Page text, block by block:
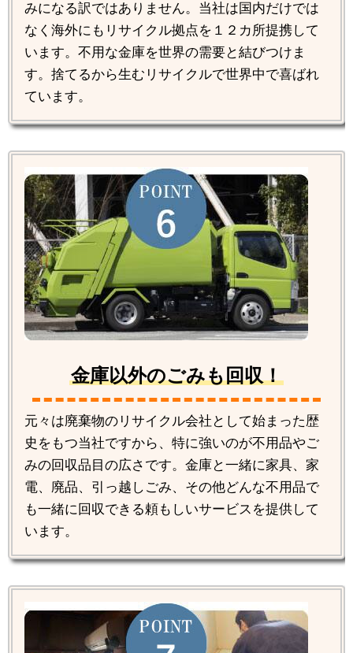
みになる訳ではありません。当社は国内だけでは
なく海外にもリサイクル拠点を１２カ所提携して
います。不用な金庫を世界の需要と結びつけま
す。捨てるから生むリサイクルで世界中で喜ばれ
ています。
金庫以外のごみも回収！
元々は廃棄物のリサイクル会社として始まった歴
史をもつ当社ですから、特に強いのが不用品やご
みの回収品目の広さです。金庫と一緒に家具、家
電、廃品、引っ越しごみ、その他どんな不用品で
も一緒に回収できる頼もしいサービスを提供して
います。